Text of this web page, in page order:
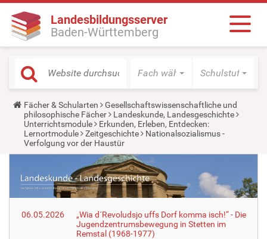
Landesbildungsserver
Baden-Württemberg
Fach wählen Schulstufe
Y
o
u
a
r
e
r
e
:
Fächer & Schularten
Gesellschaftswissenschaftliche und
philosophische Fächer
Landeskunde, Landesgeschichte
Unterrichtsmodule
Erkunden, Erleben, Entdecken:
Lernortmodule
Zeitgeschichte
Nationalsozialismus -
Verfolgung vor der Haustür
06.05.2026
„Wia d´Revoludsjo uffs Dorf komma isch!“ - Die
Jugendzentrumsbewegung in Stetten im
Remstal (1968-1977)